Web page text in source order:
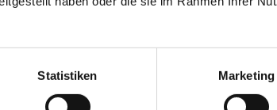
Statistiken Marketing
innerhalb des Teams.
wie möglich digital abgebildet, um
wir unsere Büromaterialien